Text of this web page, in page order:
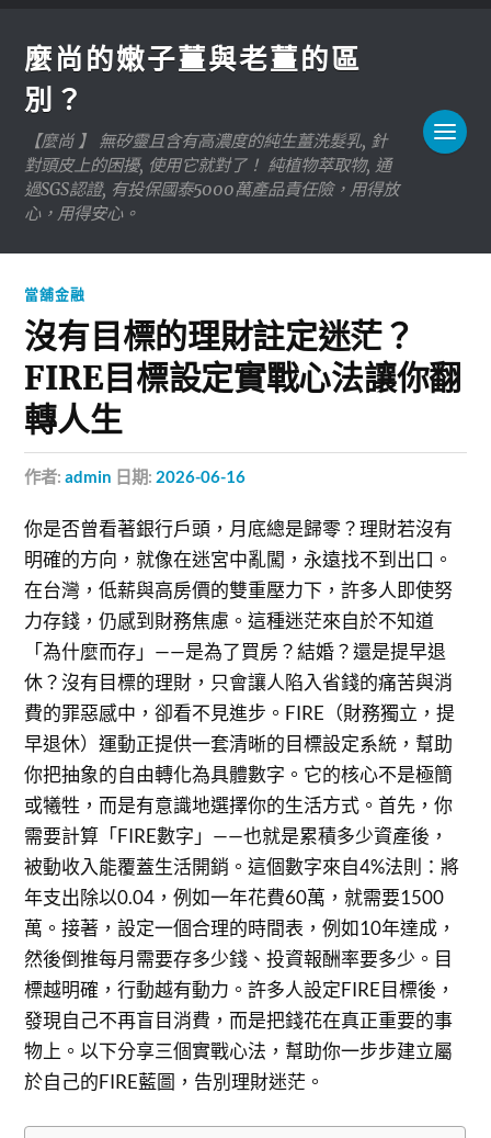
麼尚的嫩子薑與老薑的區
別？
【麼尚 】 無矽靈且含有高濃度的純生薑洗髮乳, 針
對頭皮上的困擾, 使用它就對了！ 純植物萃取物, 通
過SGS認證, 有投保國泰5000萬產品責任險，用得放
心，用得安心。
當舖金融
沒有目標的理財註定迷茫？
FIRE目標設定實戰心法讓你翻
轉人生
作者:admin 日期: 2026-06-16
你是否曾看著銀行戶頭，月底總是歸零？理財若沒有
明確的方向，就像在迷宮中亂闖，永遠找不到出口。
在台灣，低薪與高房價的雙重壓力下，許多人即使努
力存錢，仍感到財務焦慮。這種迷茫來自於不知道
「為什麼而存」——是為了買房？結婚？還是提早退
休？沒有目標的理財，只會讓人陷入省錢的痛苦與消
費的罪惡感中，卻看不見進步。FIRE（財務獨立，提
早退休）運動正提供一套清晰的目標設定系統，幫助
你把抽象的自由轉化為具體數字。它的核心不是極簡
或犧牲，而是有意識地選擇你的生活方式。首先，你
需要計算「FIRE數字」——也就是累積多少資產後，
被動收入能覆蓋生活開銷。這個數字來自4%法則：將
年支出除以0.04，例如一年花費60萬，就需要1500
萬。接著，設定一個合理的時間表，例如10年達成，
然後倒推每月需要存多少錢、投資報酬率要多少。目
標越明確，行動越有動力。許多人設定FIRE目標後，
發現自己不再盲目消費，而是把錢花在真正重要的事
物上。以下分享三個實戰心法，幫助你一步步建立屬
於自己的FIRE藍圖，告別理財迷茫。